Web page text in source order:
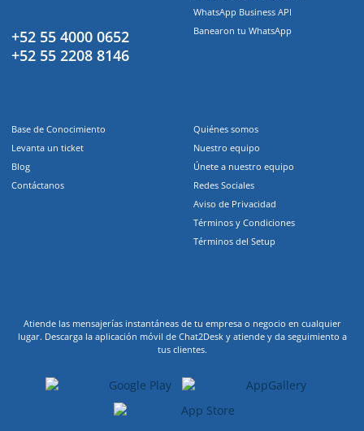
+52 55 4000 0652
+52 55 2208 8146
WhatsApp Business API
Banearon tu WhatsApp
Base de Conocimiento
Levanta un ticket
Blog
Contáctanos
Quiénes somos
Nuestro equipo
Únete a nuestro equipo
Redes Sociales
Aviso de Privacidad
Términos y Condiciones
Términos del Setup
Atiende las mensajerías instantáneas de tu empresa o negocio en cualquier
lugar. Descarga la aplicación móvil de Chat2Desk y atiende y da seguimiento a
tus clientes.